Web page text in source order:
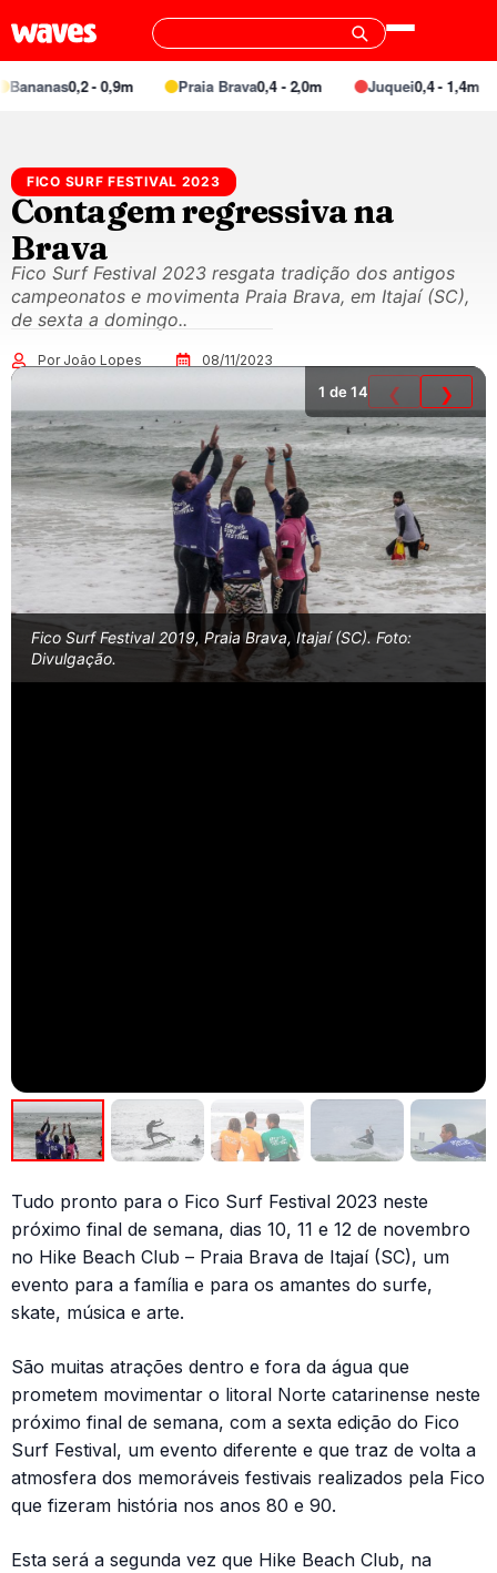
0,2 - 0,9m Praia Brava0,4 - 2,0m Juquei0,4 - 1,4m
FICO SURF FESTIVAL 2023
Contagem regressiva na
Brava
Fico Surf Festival 2023 resgata tradição dos antigos
campeonatos e movimenta Praia Brava, em Itajaí (SC),
de sexta a domingo..
Por João Lopes 08/11/2023
Fico Surf Festival 2019, Praia Brava, Itajaí (SC). Foto:
Divulgação.
1 de 14 ❮ ❯
Tudo pronto para o Fico Surf Festival 2023 neste
próximo final de semana, dias 10, 11 e 12 de novembro
no Hike Beach Club – Praia Brava de Itajaí (SC), um
evento para a família e para os amantes do surfe,
skate, música e arte.
São muitas atrações dentro e fora da água que
prometem movimentar o litoral Norte catarinense neste
próximo final de semana, com a sexta edição do Fico
Surf Festival, um evento diferente e que traz de volta a
atmosfera dos memoráveis festivais realizados pela Fico
que fizeram história nos anos 80 e 90.
Esta será a segunda vez que Hike Beach Club, na